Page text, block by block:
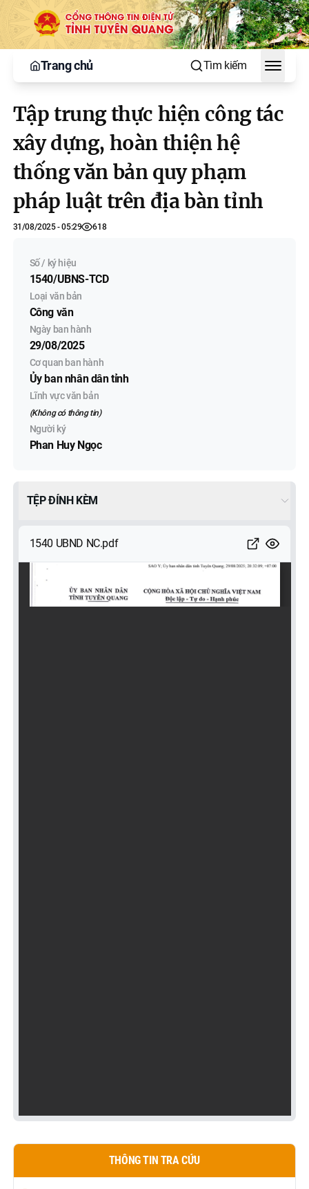
Trang chủ Tìm kiếm
Toggle
Tập trung thực hiện công tác
xây dựng, hoàn thiện hệ
thống văn bản quy phạm
pháp luật trên địa bàn tỉnh
31/08/2025 - 05:29 618
Số / ký hiệu
1540/UBNS-TCD
Loại văn bản
Công văn
Ngày ban hành
29/08/2025
Cơ quan ban hành
Ủy ban nhân dân tỉnh
Lĩnh vực văn bản
(Không có thông tin)
Người ký
Phan Huy Ngọc
TỆP ĐÍNH KÈM
1540 UBND NC.pdf
THÔNG TIN TRA CỨU